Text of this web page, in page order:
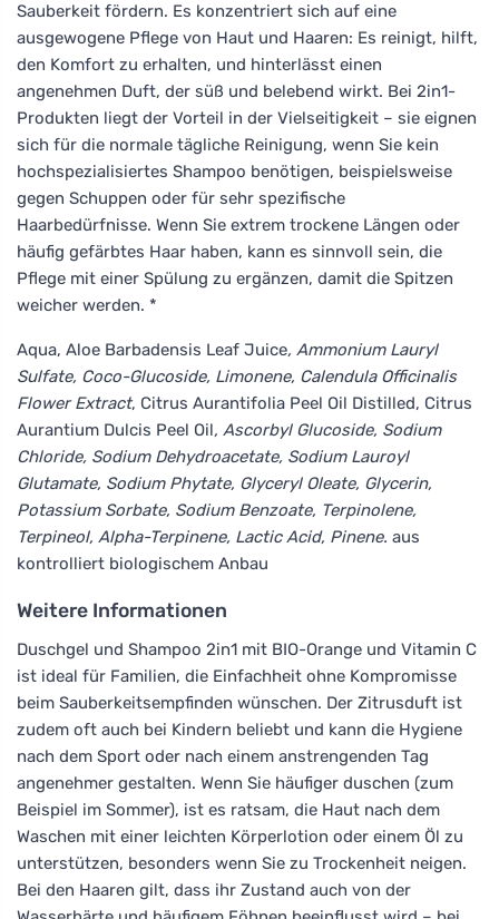
Sauberkeit fördern. Es konzentriert sich auf eine
ausgewogene Pflege von Haut und Haaren: Es reinigt, hilft,
den Komfort zu erhalten, und hinterlässt einen
angenehmen Duft, der süß und belebend wirkt. Bei 2in1-
Produkten liegt der Vorteil in der Vielseitigkeit – sie eignen
sich für die normale tägliche Reinigung, wenn Sie kein
hochspezialisiertes Shampoo benötigen, beispielsweise
gegen Schuppen oder für sehr spezifische
Haarbedürfnisse. Wenn Sie extrem trockene Längen oder
häufig gefärbtes Haar haben, kann es sinnvoll sein, die
Pflege mit einer Spülung zu ergänzen, damit die Spitzen
weicher werden. *
Aqua, Aloe Barbadensis Leaf Juice, Ammonium Lauryl
Sulfate, Coco-Glucoside, Limonene, Calendula Officinalis
Flower Extract, Citrus Aurantifolia Peel Oil Distilled, Citrus
Aurantium Dulcis Peel Oil, Ascorbyl Glucoside, Sodium
Chloride, Sodium Dehydroacetate, Sodium Lauroyl
Glutamate, Sodium Phytate, Glyceryl Oleate, Glycerin,
Potassium Sorbate, Sodium Benzoate, Terpinolene,
Terpineol, Alpha-Terpinene, Lactic Acid, Pinene. aus
kontrolliert biologischem Anbau
Weitere Informationen
Duschgel und Shampoo 2in1 mit BIO-Orange und Vitamin C
ist ideal für Familien, die Einfachheit ohne Kompromisse
beim Sauberkeitsempfinden wünschen. Der Zitrusduft ist
zudem oft auch bei Kindern beliebt und kann die Hygiene
nach dem Sport oder nach einem anstrengenden Tag
angenehmer gestalten. Wenn Sie häufiger duschen (zum
Beispiel im Sommer), ist es ratsam, die Haut nach dem
Waschen mit einer leichten Körperlotion oder einem Öl zu
unterstützen, besonders wenn Sie zu Trockenheit neigen.
Bei den Haaren gilt, dass ihr Zustand auch von der